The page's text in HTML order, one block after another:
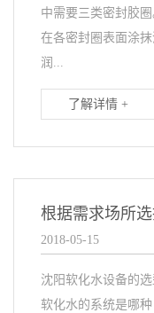
中需要三类密封胶
在各密封圈表面涂
润...
了解详情 +
根据需求场所
2018-05-15
沈阳软化水设备的
软化水的系统是哪